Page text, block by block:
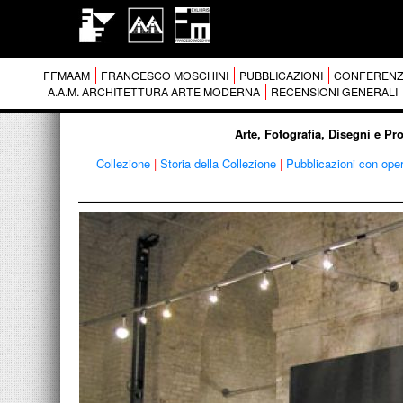
FFMAAM FRANCESCO MOSCHINI PUBBLICAZIONI
A.A.M. ARCHITETTURA ARTE MODERNA
RECENSIONI GENERALI
Arte, Fotografia, Disegni e
Collezione | Storia della Collezione | Pubblicazioni con